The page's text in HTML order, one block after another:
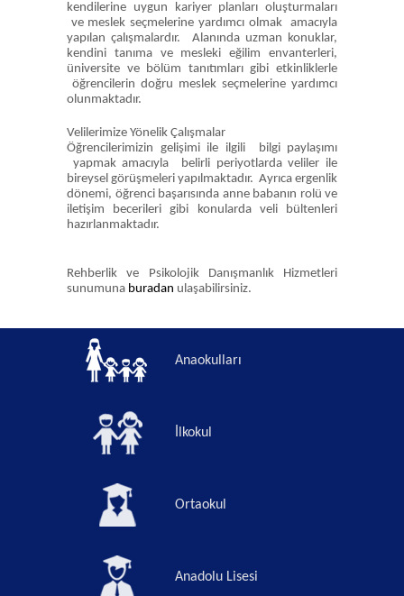
kendilerine uygun kariyer planları oluşturmaları
ve meslek seçmelerine yardımcı olmak amacıyla
yapılan çalışmalardır. Alanında uzman konuklar,
kendini tanıma ve mesleki eğilim envanterleri,
üniversite ve bölüm tanıtımları gibi etkinliklerle
öğrencilerin doğru meslek seçmelerine yardımcı
olunmaktadır.
Velilerimize Yönelik Çalışmalar
Öğrencilerimizin gelişimi ile ilgili bilgi paylaşımı
yapmak amacıyla belirli periyotlarda veliler ile
bireysel görüşmeleri yapılmaktadır. Ayrıca ergenlik
dönemi, öğrenci başarısında anne babanın rolü ve
iletişim becerileri gibi konularda veli bültenleri
hazırlanmaktadır.
Rehberlik ve Psikolojik Danışmanlık Hizmetleri
sunumuna buradan ulaşabilirsiniz.
Anaokulları
İlkokul
Ortaokul
Anadolu Lisesi